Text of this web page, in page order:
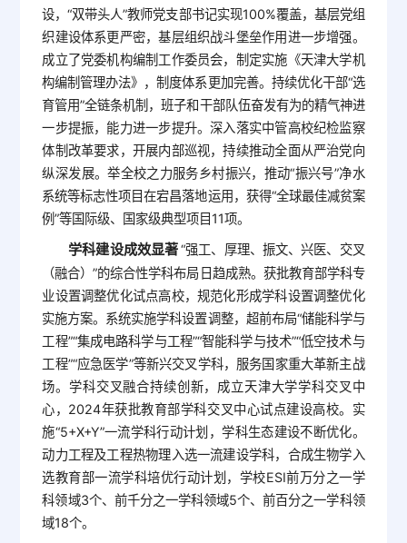
设，“双带头人”教师党支部书记实现100%覆盖，基层党组
织建设体系更严密，基层组织战斗堡垒作用进一步增强。
成立了党委机构编制工作委员会，制定实施《天津大学机
构编制管理办法》，制度体系更加完善。持续优化干部“选
育管用”全链条机制，班子和干部队伍奋发有为的精气神进
一步提振，能力进一步提升。深入落实中管高校纪检监察
体制改革要求，开展内部巡视，持续推动全面从严治党向
纵深发展。举全校之力服务乡村振兴，推动“振兴号”净水
系统等标志性项目在宕昌落地运用，获得“全球最佳减贫案
例”等国际级、国家级典型项目11项。
学科建设成效显著“强工、厚理、振文、兴医、交叉
（融合）”的综合性学科布局日趋成熟。获批教育部学科专
业设置调整优化试点高校，规范化形成学科设置调整优化
实施方案。系统实施学科设置调整，超前布局“储能科学与
工程”“集成电路科学与工程”“智能科学与技术”“低空技术与
工程”“应急医学”等新兴交叉学科，服务国家重大革新主战
场。学科交叉融合持续创新，成立天津大学学科交叉中
心，2024年获批教育部学科交叉中心试点建设高校。实
施“5+X+Y”一流学科行动计划，学科生态建设不断优化。
动力工程及工程热物理入选一流建设学科，合成生物学入
选教育部一流学科培优行动计划，学校ESI前万分之一学
科领域3个、前千分之一学科领域5个、前百分之一学科领
域18个。